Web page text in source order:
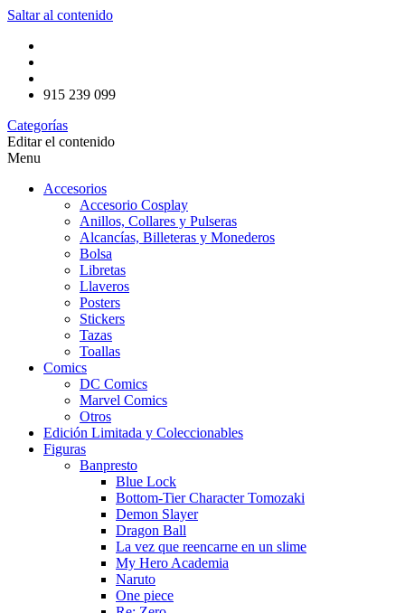
Saltar al contenido
915 239 099
Categorías
Editar el contenido
Menu
Accesorios
Accesorio Cosplay
Anillos, Collares y Pulseras
Alcancías, Billeteras y Monederos
Bolsa
Libretas
Llaveros
Posters
Stickers
Tazas
Toallas
Comics
DC Comics
Marvel Comics
Otros
Edición Limitada y Coleccionables
Figuras
Banpresto
Blue Lock
Bottom-Tier Character Tomozaki
Demon Slayer
Dragon Ball
La vez que reencarne en un slime
My Hero Academia
Naruto
One piece